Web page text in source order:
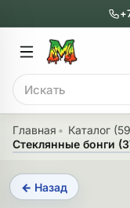
Поиск
Главное меню
Бонги
Главная Каталог
Стеклянные бонги
← Назад